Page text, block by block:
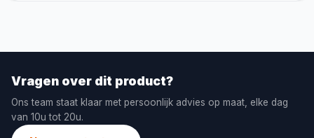
Vragen over dit product?
Ons team staat klaar met persoonlijk advies op maat, elke dag
van 10u tot 20u.